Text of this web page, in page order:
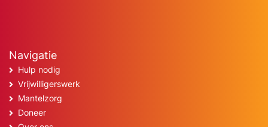
Navigatie
Hulp nodig
Vrijwilligerswerk
Mantelzorg
Doneer